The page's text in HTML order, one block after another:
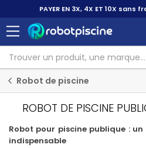
PAYER EN 3X, 4X ET 10X sans
Robot de piscine
ROBOT DE PISCINE
Robot pour piscine publique :
indispensable